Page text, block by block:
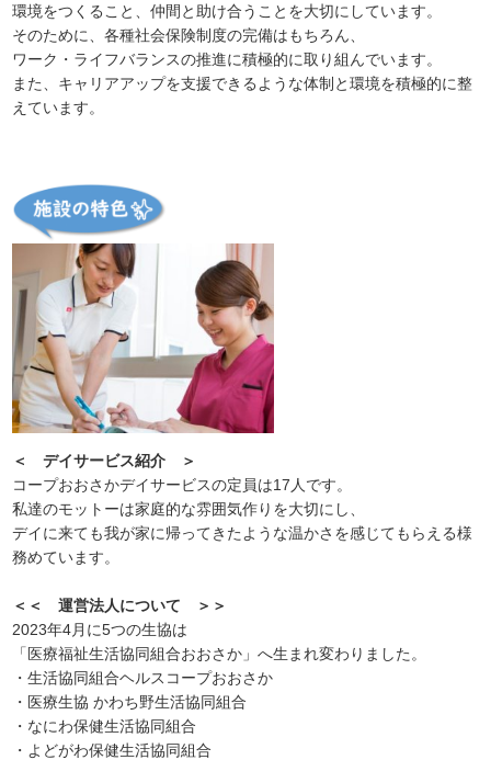
環境をつくること、仲間と助け合うことを大切にしています。
そのために、各種社会保険制度の完備はもちろん、
ワーク・ライフバランスの推進に積極的に取り組んでいます。
また、キャリアアップを支援できるような体制と環境を積極的に整
えています。
＜ デイサービス紹介 ＞
コープおおさかデイサービスの定員は17人です。
私達のモットーは家庭的な雰囲気作りを大切にし、
デイに来ても我が家に帰ってきたような温かさを感じてもらえる様
務めています。
＜＜ 運営法人について ＞＞
2023年4月に5つの生協は
「医療福祉生活協同組合おおさか」へ生まれ変わりました。
・生活協同組合ヘルスコープおおさか
・医療生協 かわち野生活協同組合
・なにわ保健生活協同組合
・よどがわ保健生活協同組合